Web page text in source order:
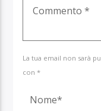
La tua email non sarà
con *